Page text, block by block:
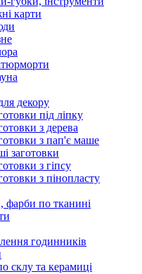
карти
декору
під ліпку
з дерева
з пап'є маше
заготовки
з гіпсу
з пінопласту
фарби по тканині
годинників
склу та керамиці